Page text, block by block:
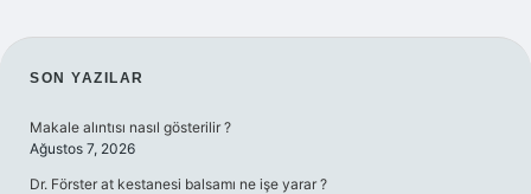
SIDEBAR
SON YAZILAR
Makale alıntısı nasıl gösterilir ?
Ağustos 7, 2026
Dr. Förster at kestanesi balsamı ne işe yarar ?